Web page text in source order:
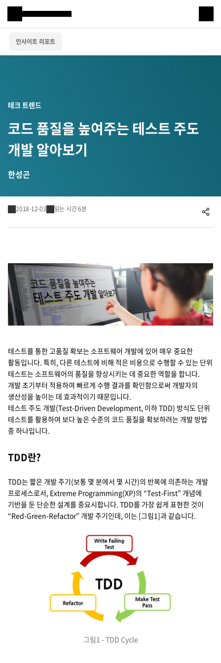
Samsung SDS
인사이트 리포트
IT서비스
디지털 혁신
물류 서비스
인사이트
인사이트 리포트
리소스
회사정보
회사소개
투자정보
지속가능경영
뉴스룸
이벤트/웨비나
채용
지원
고객 지원
파트너 지원
테크 트렌드
코드 품질을 높여주는 테스트 주도
개발 알아보기
한성곤
2018-12-03
읽는 시간 6분
공유하기
테스트를 통한 고품질 확보는 소프트웨어 개발에 있어 매우 중요한
활동입니다. 특히, 다른 테스트에 비해 적은 비용으로 수행할 수 있는 단위
테스트는 소프트웨어의 품질을 향상시키는 데 중요한 역할을 합니다.
개발 초기부터 적용하여 빠르게 수행 결과를 확인함으로써 개발자의
생산성을 높이는 데 효과적이기 때문입니다.
테스트 주도 개발(Test-Driven Development, 이하 TDD) 방식도 단위
테스트를 활용하여 보다 높은 수준의 코드 품질을 확보하려는 개발 방법
중 하나입니다.
TDD란?
TDD는 짧은 개발 주기(보통 몇 분에서 몇 시간)의 반복에 의존하는 개발
프로세스로서, Extreme Programming(XP)의 “Test-First” 개념에
기반을 둔 단순한 설계를 중요시합니다. TDD를 가장 쉽게 표현한 것이
“Red-Green-Refactor” 개발 주기인데, 이는 [그림1]과 같습니다.
그림1 - TDD Cycle